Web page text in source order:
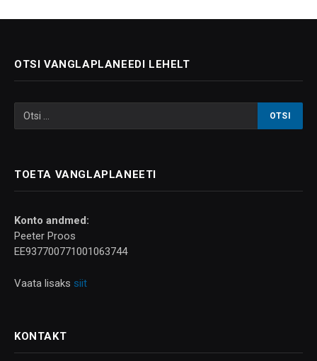
OTSI VANGLAPLANEEDI LEHELT
TOETA VANGLAPLANEETI
Konto andmed:
Peeter Proos
EE937700771001063744
Vaata lisaks siit
KONTAKT